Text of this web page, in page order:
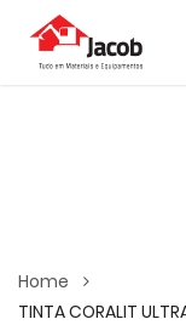
Home
TINTA CORALIT